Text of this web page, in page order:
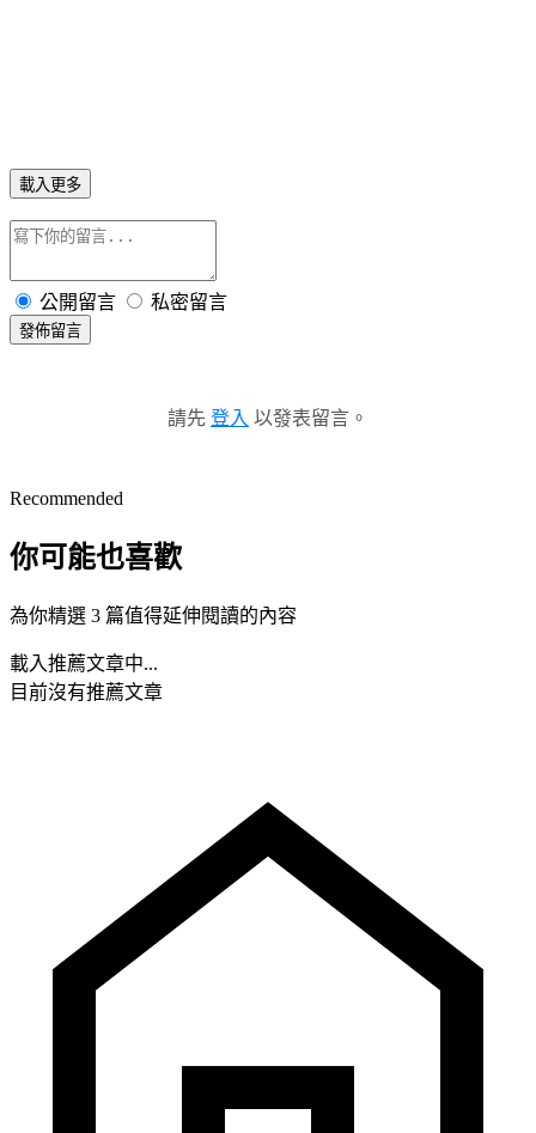
載入更多
公開留言 私密留言
發佈留言
請先 登入 以發表留言。
Recommended
你可能也喜歡
為你精選 3 篇值得延伸閱讀的內容
載入推薦文章中...
目前沒有推薦文章